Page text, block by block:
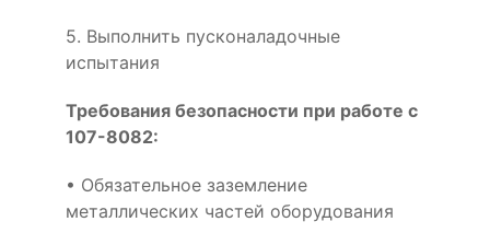
5. Выполнить пусконаладочные
испытания
Требования безопасности при работе с
107-8082:
• Обязательное заземление
металлических частей оборудования